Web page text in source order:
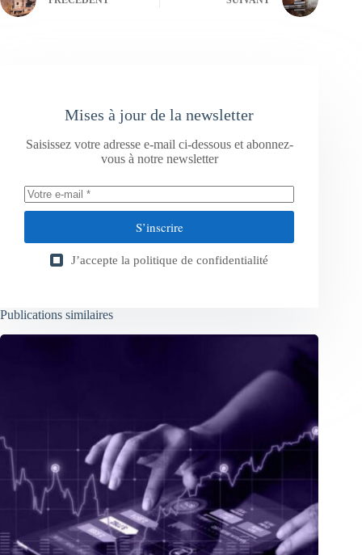
Mises à jour de la newsletter
Saisissez votre adresse e-mail ci-dessous et abonnez-
vous à notre newsletter
S’inscrire
J’accepte la politique de confidentialité
Publications similaires